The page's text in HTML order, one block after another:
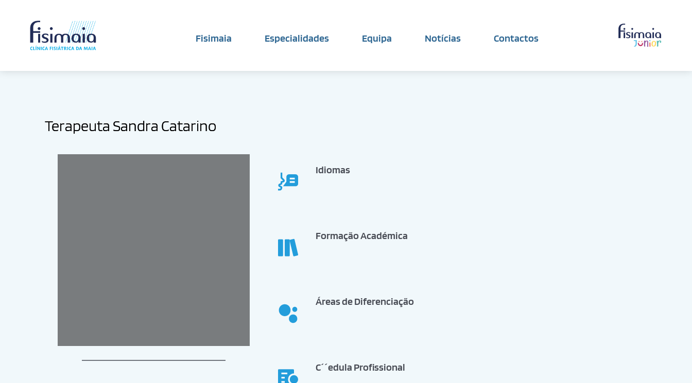
Fisimaia Especialidades Equipa Notícias Contactos
Terapeuta Sandra Catarino
Idiomas
Formação Académica
Áreas de Diferenciação
C´´edula Profissional